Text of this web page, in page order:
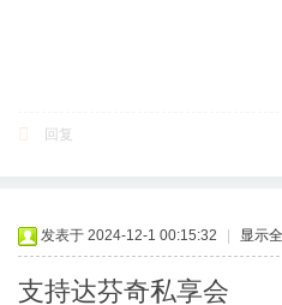
回复
发表于 2024-12-1 00:15:32 显示
支持达芬奇私享会